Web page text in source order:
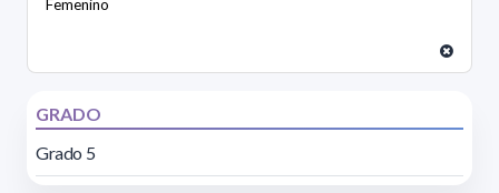
Femenino
GRADO
Grado 5